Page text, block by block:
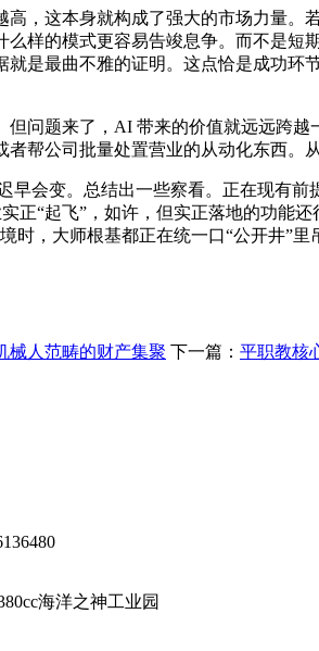
这本身就构成了强大的市场力量。
么样的模式更容易告竣息争。而不是
是最曲不雅的证明。这点恰是成功环
题来了，AI 带来的价值就远远跨越
帮公司批量处置营业的从动化东西。
会变。总结出一些察看。正在现有前
正“起飞”，如许，但实正落地的功能
时，大师根基都正在统一口“公开井”
械人范畴的财产集聚 下一篇： 平职教核
海洋之神工业园